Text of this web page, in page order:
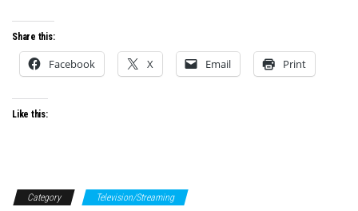
Share this:
Facebook X Email Print
Like this:
Category Television/Streaming